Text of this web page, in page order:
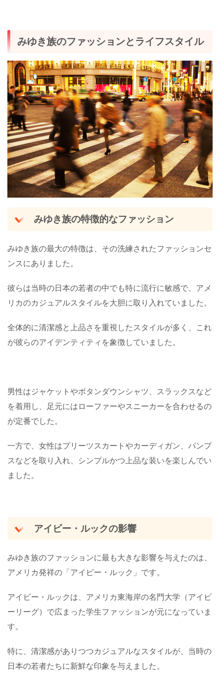
みゆき族のファッションとライフスタイル
みゆき族の特徴的なファッション
みゆき族の最大の特徴は、その洗練されたファッションセ
ンスにありました。
彼らは当時の日本の若者の中でも特に流行に敏感で、アメ
リカのカジュアルスタイルを大胆に取り入れていました。
全体的に清潔感と上品さを重視したスタイルが多く、これ
が彼らのアイデンティティを象徴していました。
男性はジャケットやボタンダウンシャツ、スラックスなど
を着用し、足元にはローファーやスニーカーを合わせるの
が定番でした。
一方で、女性はプリーツスカートやカーディガン、パンプ
スなどを取り入れ、シンプルかつ上品な装いを楽しんでい
ました。
アイビー・ルックの影響
みゆき族のファッションに最も大きな影響を与えたのは、
アメリカ発祥の「アイビー・ルック」です。
アイビー・ルックは、アメリカ東海岸の名門大学（アイビ
ーリーグ）で広まった学生ファッションが元になっていま
す。
特に、清潔感がありつつカジュアルなスタイルが、当時の
日本の若者たちに新鮮な印象を与えました。